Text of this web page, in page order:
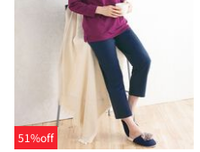
51%off